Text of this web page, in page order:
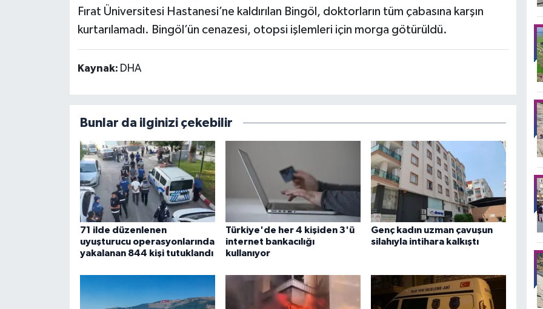
Fırat Üniversitesi Hastanesi’ne kaldırılan Bingöl, doktorların tüm çabasına karşın
kurtarılamadı. Bingöl’ün cenazesi, otopsi işlemleri için morga götürüldü.
Kaynak: DHA
Bunlar da ilginizi çekebilir
71 ilde düzenlenen
uyuşturucu operasyonlarında
yakalanan 844 kişi tutuklandı
Türkiye'de her 4 kişiden 3'ü
internet bankacılığı
kullanıyor
Genç kadın uzman çavuşun
silahıyla intihara kalkıştı